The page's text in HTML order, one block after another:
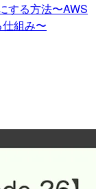
する方法〜AWS
組み〜